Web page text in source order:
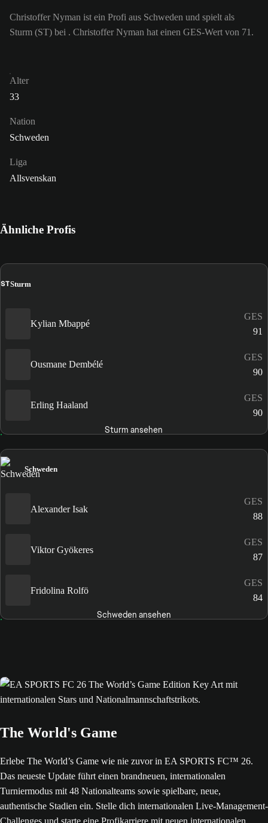
Christoffer Nyman ist ein Profi aus Schweden und spielt als
Sturm (ST) bei . Christoffer Nyman hat einen GES-Wert von 71.
Alter
33
Nation
Schweden
Liga
Allsvenskan
Ähnliche Profis
STSturm
Kylian Mbappé
GES
91
Ousmane Dembélé
GES
90
Erling Haaland
GES
90
Sturm ansehen
Schweden
Alexander Isak
GES
88
Viktor Gyökeres
GES
87
Fridolina Rolfö
GES
84
Schweden ansehen
The World's Game
Erlebe The World’s Game wie nie zuvor in EA SPORTS FC™ 26.
Das neueste Update führt einen brandneuen, internationalen
Turniermodus mit 48 Nationalteams sowie spielbare, neue,
authentische Stadien ein. Stelle dich internationalen Live-Management-